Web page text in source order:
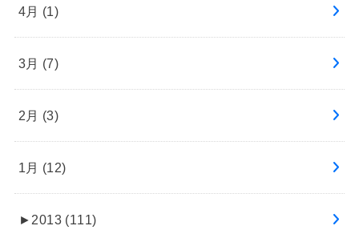
4月 (1)
3月 (7)
2月 (3)
1月 (12)
► 2013 (111)